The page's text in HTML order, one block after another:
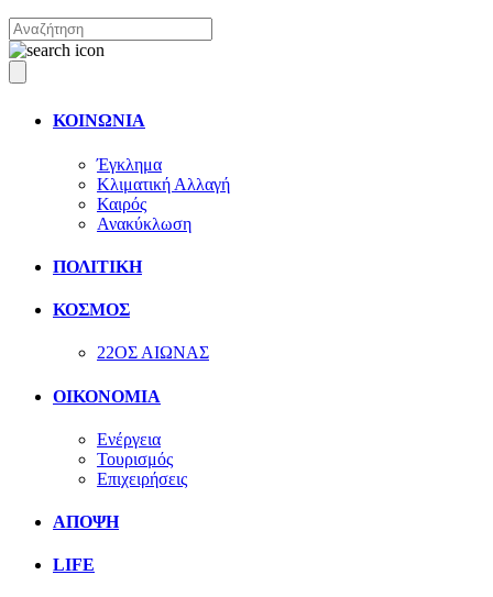
ΚΟΙΝΩΝΙΑ
Έγκλημα
Κλιματική Αλλαγή
Καιρός
Ανακύκλωση
ΠΟΛΙΤΙΚΗ
ΚΟΣΜΟΣ
22ΟΣ ΑΙΩΝΑΣ
ΟΙΚΟΝΟΜΙΑ
Ενέργεια
Τουρισμός
Επιχειρήσεις
ΑΠΟΨΗ
LIFE